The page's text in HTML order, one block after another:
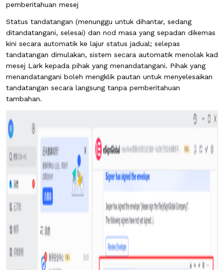
pemberitahuan mesej
Status tandatangan (menunggu untuk dihantar, sedang
ditandatangani, selesai) dan nod masa yang sepadan dikemas
kini secara automatik ke lajur status jadual; selepas
tandatangan dimulakan, sistem secara automatik menolak kad
mesej Lark kepada pihak yang menandatangani. Pihak yang
menandatangani boleh mengklik pautan untuk menyelesaikan
tandatangan secara langsung tanpa pemberitahuan
tambahan.